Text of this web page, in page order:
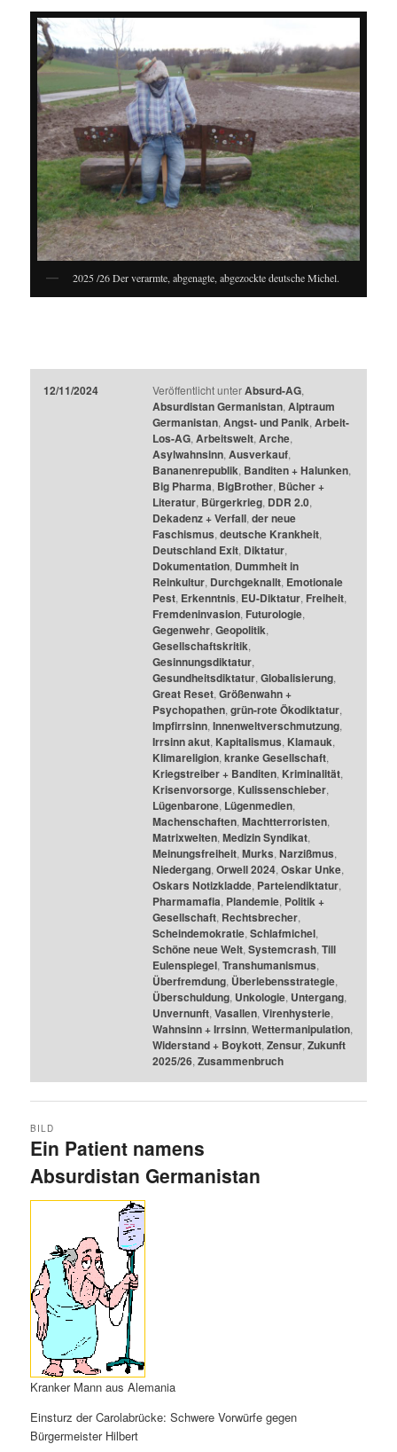
2025 /26 Der verarmte, abgenagte, abgezockte deutsche Michel.
12/11/2024 Veröffentlicht unter Absurd-AG,
Absurdistan Germanistan, Alptraum
Germanistan, Angst- und Panik, Arbeit-
Los-AG, Arbeitswelt, Arche,
Asylwahnsinn, Ausverkauf,
Bananenrepublik, Banditen + Halunken,
Big Pharma, BigBrother, Bücher +
Literatur, Bürgerkrieg, DDR 2.0,
Dekadenz + Verfall, der neue
Faschismus, deutsche Krankheit,
Deutschland Exit, Diktatur,
Dokumentation, Dummheit in
Reinkultur, Durchgeknallt, Emotionale
Pest, Erkenntnis, EU-Diktatur, Freiheit,
Fremdeninvasion, Futurologie,
Gegenwehr, Geopolitik,
Gesellschaftskritik,
Gesinnungsdiktatur,
Gesundheitsdiktatur, Globalisierung,
Great Reset, Größenwahn +
Psychopathen, grün-rote Ökodiktatur,
Impfirrsinn, Innenweltverschmutzung,
Irrsinn akut, Kapitalismus, Klamauk,
Klimareligion, kranke Gesellschaft,
Kriegstreiber + Banditen, Kriminalität,
Krisenvorsorge, Kulissenschieber,
Lügenbarone, Lügenmedien,
Machenschaften, Machtterroristen,
Matrixwelten, Medizin Syndikat,
Meinungsfreiheit, Murks, Narzißmus,
Niedergang, Orwell 2024, Oskar Unke,
Oskars Notizkladde, Parteiendiktatur,
Pharmamafia, Plandemie, Politik +
Gesellschaft, Rechtsbrecher,
Scheindemokratie, Schlafmichel,
Schöne neue Welt, Systemcrash, Till
Eulenspiegel, Transhumanismus,
Überfremdung, Überlebensstrategie,
Überschuldung, Unkologie, Untergang,
Unvernunft, Vasallen, Virenhysterie,
Wahnsinn + Irrsinn, Wettermanipulation,
Widerstand + Boykott, Zensur, Zukunft
2025/26, Zusammenbruch
Ein Patient namens
Absurdistan Germanistan
BILD
Kranker Mann aus Alemania
Einsturz der Carolabrücke: Schwere Vorwürfe gegen
Bürgermeister Hilbert